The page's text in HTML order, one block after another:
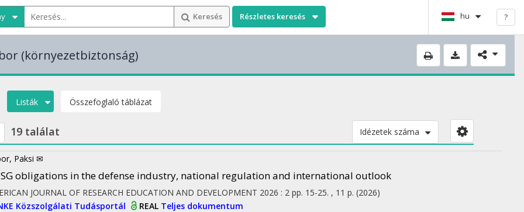
Keresés Részletes keresés hu ?
(környezetbiztonság)
Listák Összefoglaló táblázat
19 találat Idézetek száma
Paksi ✉
obligations in the defense industry, national regulation and international outlook
JOURNAL OF RESEARCH EDUCATION AND DEVELOPMENT 2026 : 2 pp. 15-25. , 11 p. (2026)
Közszolgálati Tudásportál
REAL Teljes dokumentum